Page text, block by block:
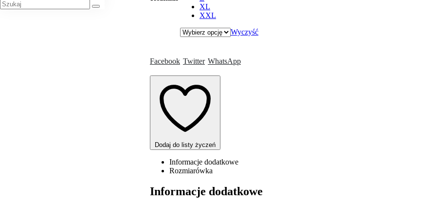
XL
XXL
Wyczyść
Facebook Twitter WhatsApp
Dodaj do listy życzeń
Informacje dodatkowe
Rozmiarówka
Informacje dodatkowe